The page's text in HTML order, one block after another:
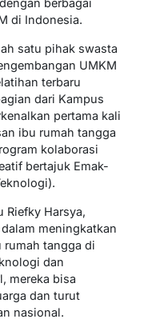
di Indonesia.
satu pihak swasta
UMKM
terbaru
dari Kampus
pertama kali
ibu rumah tangga
kolaborasi
bertajuk Emak-
Riefky Harsya,
meningkatkan
rumah tangga di
dan
mereka bisa
dan turut
nasional.